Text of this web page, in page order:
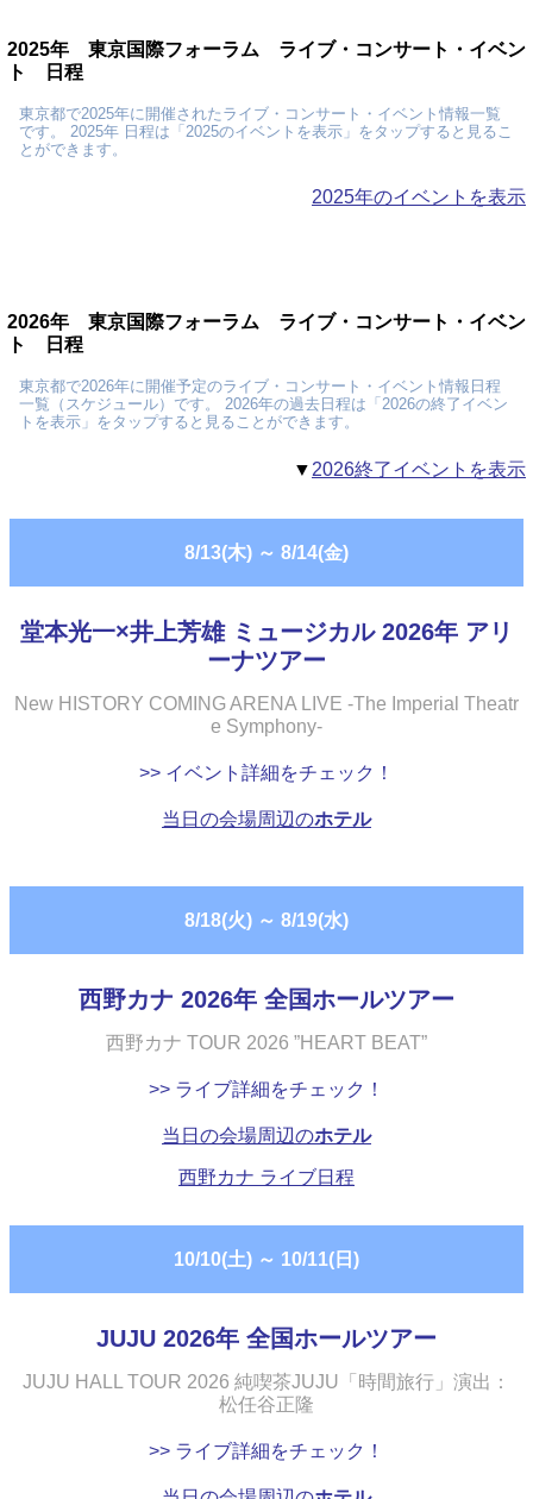
2025年 東京国際フォーラム ライブ・コンサート・イベン
ト 日程
東京都で2025年に開催されたライブ・コンサート・イベント情報一覧
です。 2025年 日程は「2025のイベントを表示」をタップすると見るこ
とができます。
2025年のイベントを表示
2026年 東京国際フォーラム ライブ・コンサート・イベン
ト 日程
東京都で2026年に開催予定のライブ・コンサート・イベント情報日程
一覧（スケジュール）です。 2026年の過去日程は「2026の終了イベン
トを表示」をタップすると見ることができます。
▼ 2026終了イベントを表示
8/13(木) ～ 8/14(金)
堂本光一×井上芳雄 ミュージカル 2026年 アリ
ーナツアー
New HISTORY COMING ARENA LIVE -The Imperial Theatr
e Symphony-
>> イベント詳細をチェック！
当日の会場周辺のホテル
8/18(火) ～ 8/19(水)
西野カナ 2026年 全国ホールツアー
西野カナ TOUR 2026 ”HEART BEAT”
>> ライブ詳細をチェック！
当日の会場周辺のホテル
西野カナ ライブ日程
10/10(土) ～ 10/11(日)
JUJU 2026年 全国ホールツアー
JUJU HALL TOUR 2026 純喫茶JUJU「時間旅行」演出：
松任谷正隆
>> ライブ詳細をチェック！